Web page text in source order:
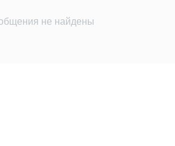
не найдены